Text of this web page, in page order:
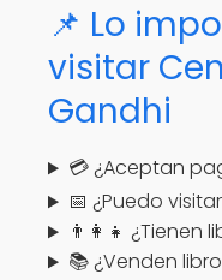
📌 Lo
visitar
Gandhi
💳 ¿Aceptan
📅 ¿Puedo
👨‍👩‍👧 ¿Tienen
📚 ¿Venden